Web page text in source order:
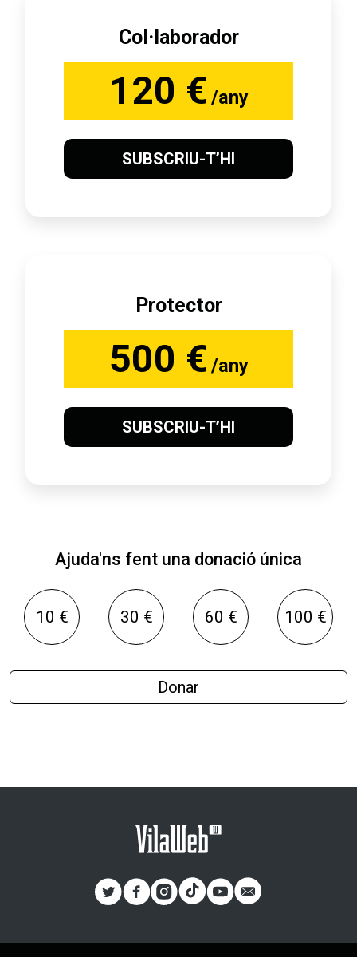
Col·laborador
120 € /any
SUBSCRIU-T’HI
Protector
500 € /any
SUBSCRIU-T’HI
Ajuda'ns fent una donació única
10 € 30 € 60 € 100 €
Donar